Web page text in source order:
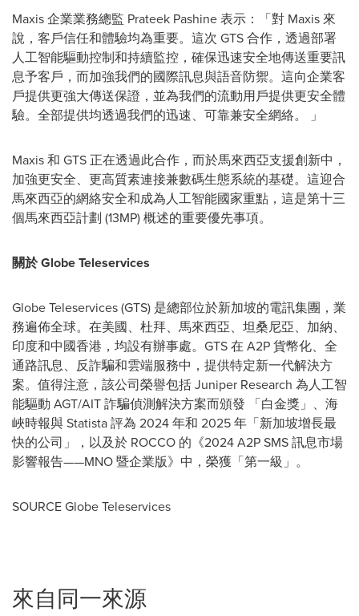
Maxis 企業業務總監 Prateek Pashine 表示：「對 Maxis 來
說，客戶信任和體驗均為重要。這次 GTS 合作，透過部署
人工智能驅動控制和持續監控，確保迅速安全地傳送重要訊
息予客戶，而加強我們的國際訊息與語音防禦。這向企業客
戶提供更強大傳送保證，並為我們的流動用戶提供更安全體
驗。全部提供均透過我們的迅速、可靠兼安全網絡。 」
Maxis 和 GTS 正在透過此合作，而於馬來西亞支援創新中，
加強更安全、更高質素連接兼數碼生態系統的基礎。這迎合
馬來西亞的網絡安全和成為人工智能國家重點，這是第十三
個馬來西亞計劃 (13MP) 概述的重要優先事項。
關於 Globe Teleservices
Globe Teleservices (GTS) 是總部位於新加坡的電訊集團，業
務遍佈全球。在美國、杜拜、馬來西亞、坦桑尼亞、加納、
印度和中國香港，均設有辦事處。GTS 在 A2P 貨幣化、全
通路訊息、反詐騙和雲端服務中，提供特定新一代解決方
案。值得注意，該公司榮譽包括 Juniper Research 為人工智
能驅動 AGT/AIT 詐騙偵測解決方案而頒發 「白金獎」、海
峽時報與 Statista 評為 2024 年和 2025 年「新加坡增長最
快的公司」，以及於 ROCCO 的《2024 A2P SMS 訊息市場
影響報告——MNO 暨企業版》中，榮獲「第一級」。
SOURCE Globe Teleservices
來自同一來源